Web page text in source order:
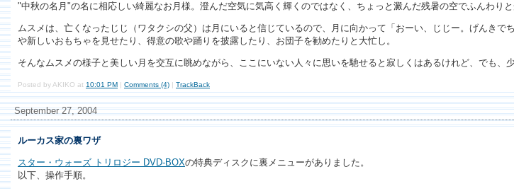
"中秋の名月"の名に相応しい綺麗なお月様。澄んだ空気に気高く輝くのではなく、ちょっと澱んだ残暑の空でふんわり
ムスメは、亡くなったじじ（ワタクシの父）は月にいると信じているので、月に向かって「おーい、じじー。げんき
や新しいおもちゃを見せたり、得意の歌や踊りを披露したり、お団子を勧めたりと大忙し。
そんなムスメの様子と美しい月を交互に眺めながら、ここにいない人々に思いを馳せると寂しくはあるけれど、でも、
Posted by AKIKO at 10:01 PM | Comments (4) | TrackBack
September 27, 2004
ルーカス家の裏ワザ
スター・ウォーズ トリロジー DVD-BOXの特典ディスクに裏メニューがありました。
以下、操作手順。